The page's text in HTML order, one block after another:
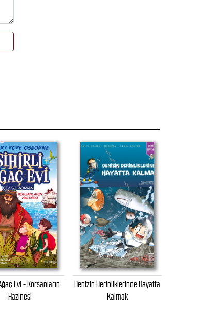
Evi - Korsanların
Hazinesi
Denizin Derinliklerinde Hayatta
Kalmak